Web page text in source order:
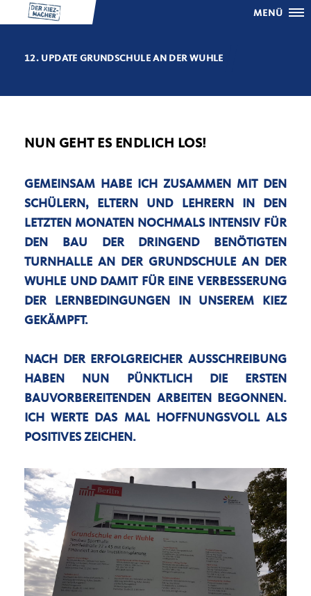
MENÜ
12. UPDATE GRUNDSCHULE AN DER WUHLE
NUN GEHT ES ENDLICH LOS!
GEMEINSAM HABE ICH ZUSAMMEN MIT DEN
SCHÜLERN, ELTERN UND LEHRERN IN DEN
LETZTEN MONATEN NOCHMALS INTENSIV FÜR
DEN BAU DER DRINGEND BENÖTIGTEN
TURNHALLE AN DER GRUNDSCHULE AN DER
WUHLE UND DAMIT FÜR EINE VERBESSERUNG
DER LERNBEDINGUNGEN IN UNSEREM KIEZ
GEKÄMPFT.
NACH DER ERFOLGREICHER AUSSCHREIBUNG
HABEN NUN PÜNKTLICH DIE ERSTEN
BAUVORBEREITENDEN ARBEITEN BEGONNEN.
ICH WERTE DAS MAL HOFFNUNGSVOLL ALS
POSITIVES ZEICHEN.